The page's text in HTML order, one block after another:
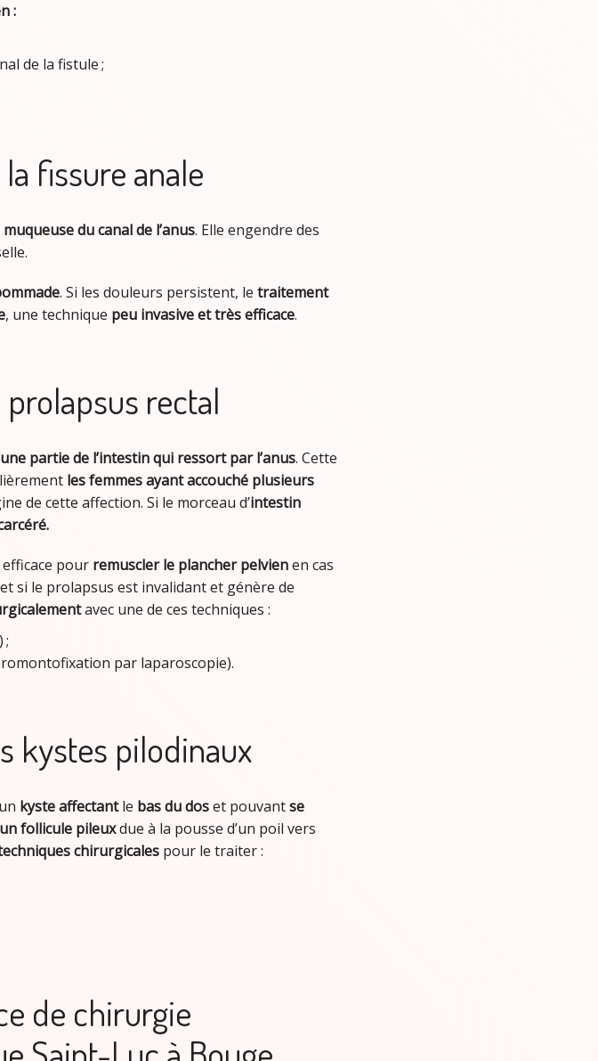
:
de la fistule ;
fissure anale
du canal de l’anus. Elle engendre des
. Si les douleurs persistent, le traitement
, une technique peu invasive et très efficace.
rectal
partie de l’intestin qui ressort par l’anus. Cette
les femmes ayant accouché plusieurs
de cette affection. Si le morceau d’intestin
pour remuscler le plancher pelvienen cas
si le prolapsus est invalidant et génère de
avec une de ces techniques :
;
par laparoscopie).
kystes pilodinaux
kyste affectantle bas du doset pouvantse
follicule pileuxdue à la pousse d’un poil vers
chirurgicales pour le traiter :
de chirurgie